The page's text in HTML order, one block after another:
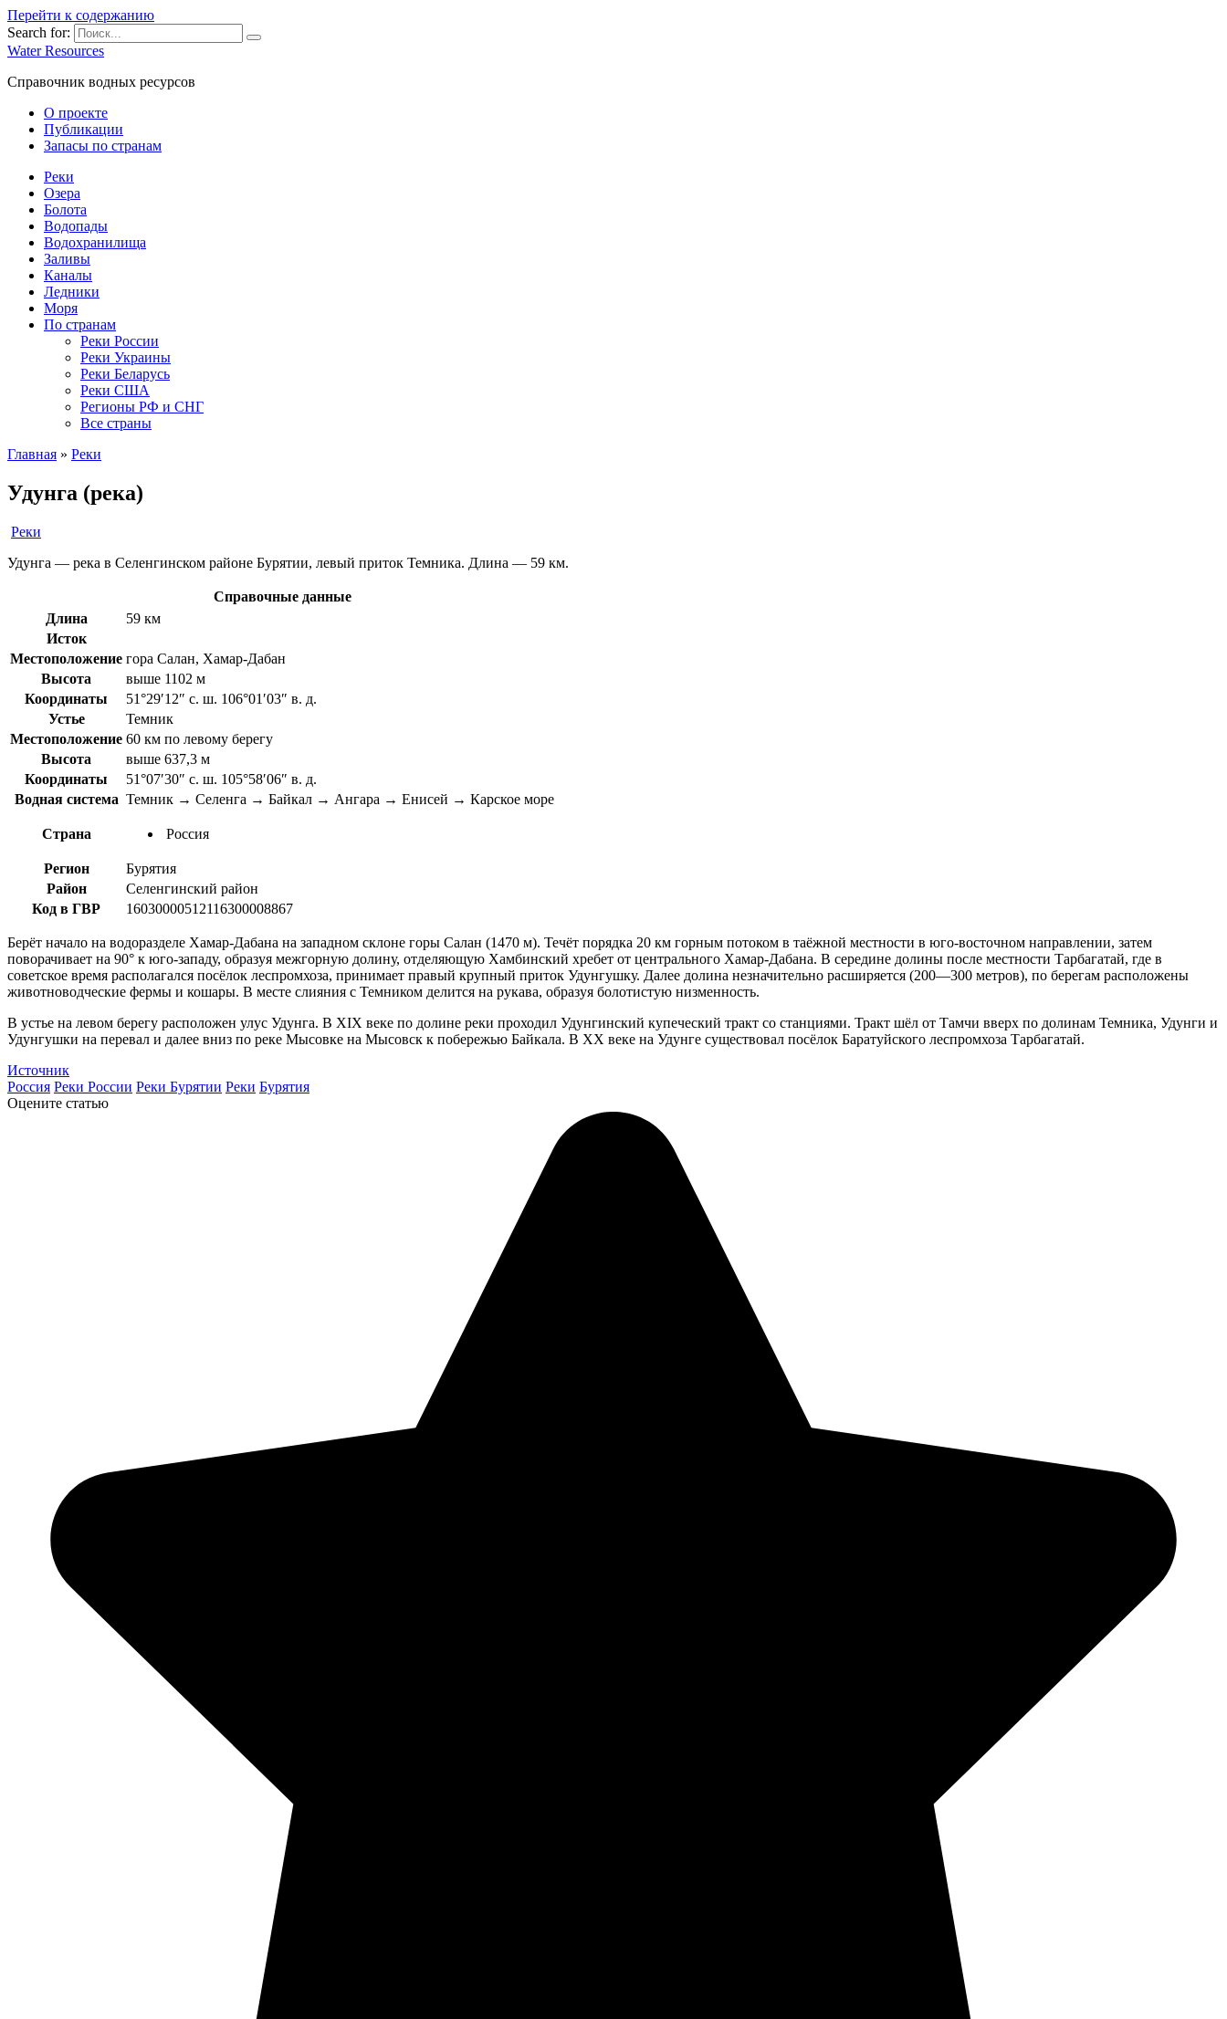
Перейти к содержанию
Search for:
Water Resources
Справочник водных ресурсов
О проекте
Публикации
Запасы по странам
Реки
Озера
Болота
Водопады
Водохранилища
Заливы
Каналы
Ледники
Моря
По странам
Реки России
Реки Украины
Реки Беларусь
Реки США
Регионы РФ и СНГ
Все страны
Главная » Реки
Удунга (река)
Реки
Удунга — река в Селенгинском районе Бурятии, левый приток Темника. Длина — 59 км.
Справочные данные
Длина
59 км
Исток
Местоположение гора Салан, Хамар-Дабан
Высота
выше 1102 м
Координаты
51°29′12″ с. ш. 106°01′03″ в. д.
Устье
Темник
Местоположение 60 км по левому берегу
Высота
выше 637,3 м
Координаты
51°07′30″ с. ш. 105°58′06″ в. д.
Водная система Темник → Селенга → Байкал → Ангара → Енисей → Карское море
Страна Россия
Регион
Бурятия
Район
Селенгинский район
Код в ГВР
16030000512116300008867
Берёт начало на водоразделе Хамар-Дабана на западном склоне горы Салан (1470 м). Течёт порядка 20 км горным потоком в таёжной местности в юго-восточном направлении, затем
поворачивает на 90° к юго-западу, образуя межгорную долину, отделяющую Хамбинский хребет от центрального Хамар-Дабана. В середине долины после местности Тарбагатай, где в
советское время располагался посёлок леспромхоза, принимает правый крупный приток Удунгушку. Далее долина незначительно расширяется (200—300 метров), по берегам расположены
животноводческие фермы и кошары. В месте слияния с Темником делится на рукава, образуя болотистую низменность.
В устье на левом берегу расположен улус Удунга. В XIX веке по долине реки проходил Удунгинский купеческий тракт со станциями. Тракт шёл от Тамчи вверх по долинам Темника, Удунги и
Удунгушки на перевал и далее вниз по реке Мысовке на Мысовск к побережью Байкала. В XX веке на Удунге существовал посёлок Баратуйского леспромхоза Тарбагатай.
Источник
Россия Реки России Реки Бурятии Реки Бурятия
Оцените статью